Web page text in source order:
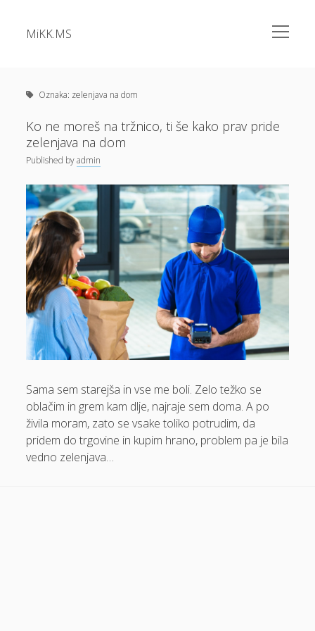
MiKK.MS
open
menu
Alu okna
Apartma Bovec
Bazeni Intex
Casino
Cene elektrike
Cvetlična korita
Dermatolog samoplačniško
Diesel
Dokolenke
Dom in vrt
Domače olivno olje
Električna energija cena
Elektricna polnilnica
Energetika
Espd
Oznaka: zelenjava na dom
Ko ne moreš na tržnico, ti še kako prav pride
zelenjava na dom
Published byadmin
Sama sem starejša in vse me boli. Zelo težko se
oblačim in grem kam dlje, najraje sem doma. A po
živila moram, zato se vsake toliko potrudim, da
pridem do trgovine in kupim hrano, problem pa je bila
vedno zelenjava…